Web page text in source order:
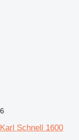
6
Karl Schnell 1600